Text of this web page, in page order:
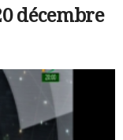
décembre